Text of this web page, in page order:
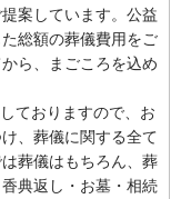
案しています。公益
総額の葬儀費用をご
ら、まごころを込め
ておりますので、お
、葬儀に関する全て
葬儀はもちろん、葬
典返し・お墓・相続